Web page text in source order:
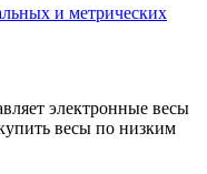
и метрических
электронные весы
весы по низким